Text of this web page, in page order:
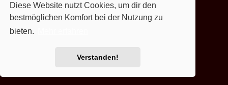
Diese Website nutzt Cookies, um dir den
bestmöglichen Komfort bei der Nutzung zu
bieten.
Verstanden!